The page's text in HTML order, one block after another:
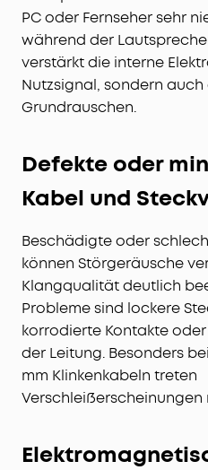
PC oder Fernseher sehr
während der
verstärkt die interne
Nutzsignal, sondern
Grundrauschen.
Defekte oder
Kabel und
Beschädigte oder
können Störgeräusche
Klangqualität deutlich
Probleme sind lockere
korrodierte Kontakte
der Leitung. Besonders
mm Klinkenkabeln treten
Verschleißerscheinungen